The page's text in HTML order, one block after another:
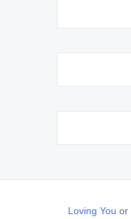
Loving You or